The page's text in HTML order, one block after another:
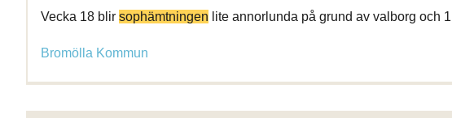
Vecka 18 blir sophämtningen lite annorlunda på grund av valborg och
Bromölla Kommun